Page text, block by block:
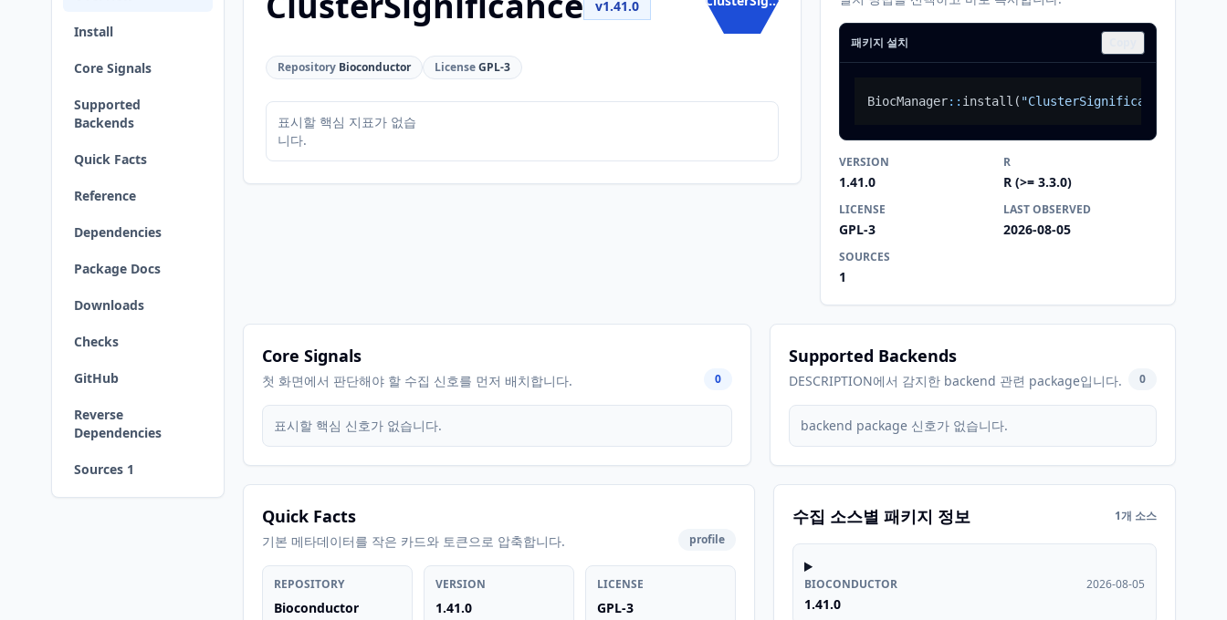
Install
Core Signals
Supported
Backends
Quick Facts
Reference
Dependencies
Package Docs
Downloads
Checks
GitHub
Reverse
Dependencies
Sources 1
v1.41.0
Repository Bioconductor LicenseGPL-3
표시할 핵심 지표가 없습
니다.
패키지 설치
BiocManager:: install ( "ClusterSignificance"
VERSION
1.41.0
R
R (>= 3.3.0)
LICENSE
GPL-3
LAST OBSERVED
2026-08-05
SOURCES
1
Core Signals
첫 화면에서 판단해야 할 수집 신호를 먼저 배치합니다. 0
표시할 핵심 신호가 없습니다.
Supported Backends
DESCRIPTION에서 감지한 backend 관련 package입니다. 0
backend package 신호가 없습니다.
Quick Facts
기본 메타데이터를 작은 카드와 토큰으로 압축합니다. profile
REPOSITORY
Bioconductor
VERSION
1.41.0
LICENSE
GPL-3
수집 소스별 패키지 정보 1개 소스
BIOCONDUCTOR
1.41.0
2026-08-05